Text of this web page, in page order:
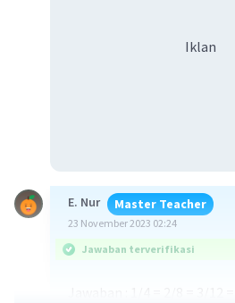
Iklan
E. Nur Master Teacher
23 November 2023 02:24
Jawaban terverifikasi